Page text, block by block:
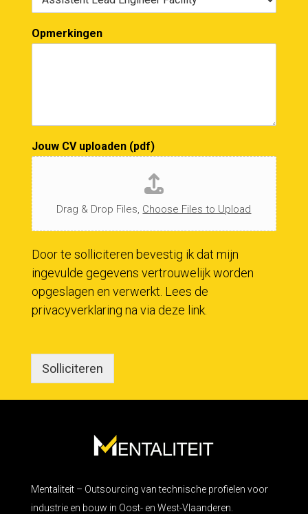
Opmerkingen
Jouw CV uploaden (pdf)
Drag & Drop Files, Choose Files to Upload
Door te solliciteren bevestig ik dat mijn
ingevulde gegevens vertrouwelijk worden
opgeslagen en verwerkt. Lees de
privacyverklaring na via deze link.
Solliciteren
Mentaliteit – Outsourcing van technische profielen voor
industrie en bouw in Oost- en West-Vlaanderen.